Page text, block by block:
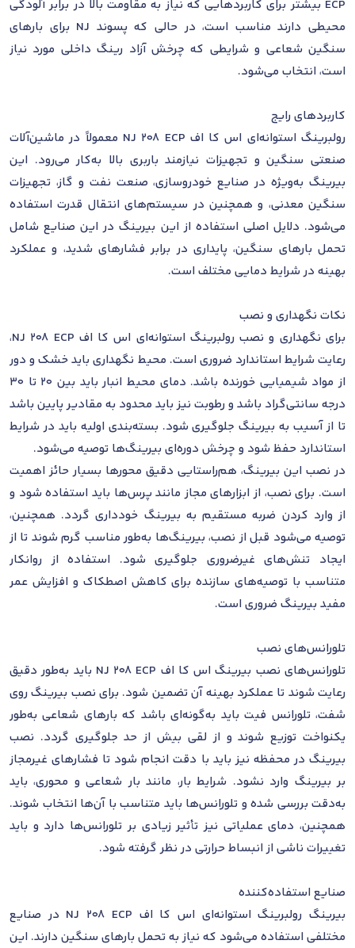
ECP بیشتر برای کاربردهایی که نیاز به مقاومت بالا در برابر آلودگی
محیطی دارند مناسب است، در حالی که پسوند NJ برای بارهای
سنگین شعاعی و شرایطی که چرخش آزاد رینگ داخلی مورد نیاز
است، انتخاب می‌شود.
کاربردهای رایج
رولبرینگ استوانه‌ای اس کا اف NJ 208 ECP معمولاً در ماشین‌آلات
صنعتی سنگین و تجهیزات نیازمند باربری بالا به‌کار می‌رود. این
بیرینگ به‌ویژه در صنایع خودروسازی، صنعت نفت و گاز، تجهیزات
سنگین معدنی، و همچنین در سیستم‌های انتقال قدرت استفاده
می‌شود. دلایل اصلی استفاده از این بیرینگ در این صنایع شامل
تحمل بارهای سنگین، پایداری در برابر فشارهای شدید، و عملکرد
بهینه در شرایط دمایی مختلف است.
نکات نگهداری و نصب
برای نگهداری و نصب رولبرینگ استوانه‌ای اس کا اف NJ 208 ECP،
رعایت شرایط استاندارد ضروری است. محیط نگهداری باید خشک و دور
از مواد شیمیایی خورنده باشد. دمای محیط انبار باید بین 20 تا 30
درجه سانتی‌گراد باشد و رطوبت نیز باید محدود به مقادیر پایین باشد
تا از آسیب به بیرینگ جلوگیری شود. بسته‌بندی اولیه باید در شرایط
استاندارد حفظ شود و چرخش دوره‌ای بیرینگ‌ها توصیه می‌شود.
در نصب این بیرینگ، هم‌راستایی دقیق محورها بسیار حائز اهمیت
است. برای نصب، از ابزارهای مجاز مانند پرس‌ها باید استفاده شود و
از وارد کردن ضربه مستقیم به بیرینگ خودداری گردد. همچنین،
توصیه می‌شود قبل از نصب، بیرینگ‌ها به‌طور مناسب گرم شوند تا از
ایجاد تنش‌های غیرضروری جلوگیری شود. استفاده از روانکار
متناسب با توصیه‌های سازنده برای کاهش اصطکاک و افزایش عمر
مفید بیرینگ ضروری است.
تلورانس‌های نصب
تلورانس‌های نصب بیرینگ اس کا اف NJ 208 ECP باید به‌طور دقیق
رعایت شوند تا عملکرد بهینه آن تضمین شود. برای نصب بیرینگ روی
شفت، تلورانس فیت باید به‌گونه‌ای باشد که بارهای شعاعی به‌طور
یکنواخت توزیع شوند و از لقی بیش از حد جلوگیری گردد. نصب
بیرینگ در محفظه نیز باید با دقت انجام شود تا فشارهای غیرمجاز
بر بیرینگ وارد نشود. شرایط بار، مانند بار شعاعی و محوری، باید
به‌دقت بررسی شده و تلورانس‌ها باید متناسب با آن‌ها انتخاب شوند.
همچنین، دمای عملیاتی نیز تأثیر زیادی بر تلورانس‌ها دارد و باید
تغییرات ناشی از انبساط حرارتی در نظر گرفته شود.
صنایع استفاده‌کننده
بیرینگ رولبرینگ استوانه‌ای اس کا اف NJ 208 ECP در صنایع
مختلفی استفاده می‌شود که نیاز به تحمل بارهای سنگین دارند. این